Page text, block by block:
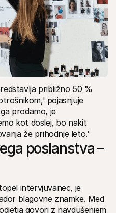
približno 50 %
pojasnjuje
prodamo, je
kot doslej, bo nakit
že prihodnje leto.'
poslanstva –
intervjuvanec, je
blagovne znamke. Med
govori z navdušenjem